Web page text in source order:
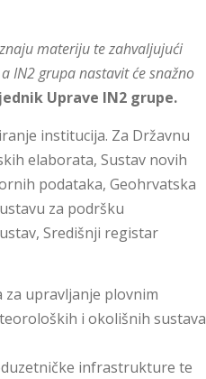
materiju te zahvaljujući
IN2 grupa nastavit će snažno
Uprave IN2 grupe.
institucija. Za Državnu
elaborata, Sustav novih
podataka, Geohrvatska
za podršku
Središnji registar
za upravljanje plovnim
i okolišnih sustava
infrastrukture te